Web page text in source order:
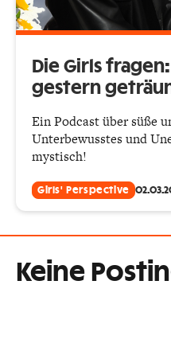
Die Girls
gestern
Ein Podcast über süße
Unterbewusstes und
mystisch!
Girls' Perspective
Keine